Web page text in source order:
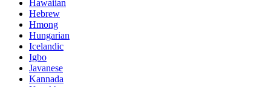
Hawaiian
Hebrew
Hmong
Hungarian
Icelandic
Igbo
Javanese
Kannada